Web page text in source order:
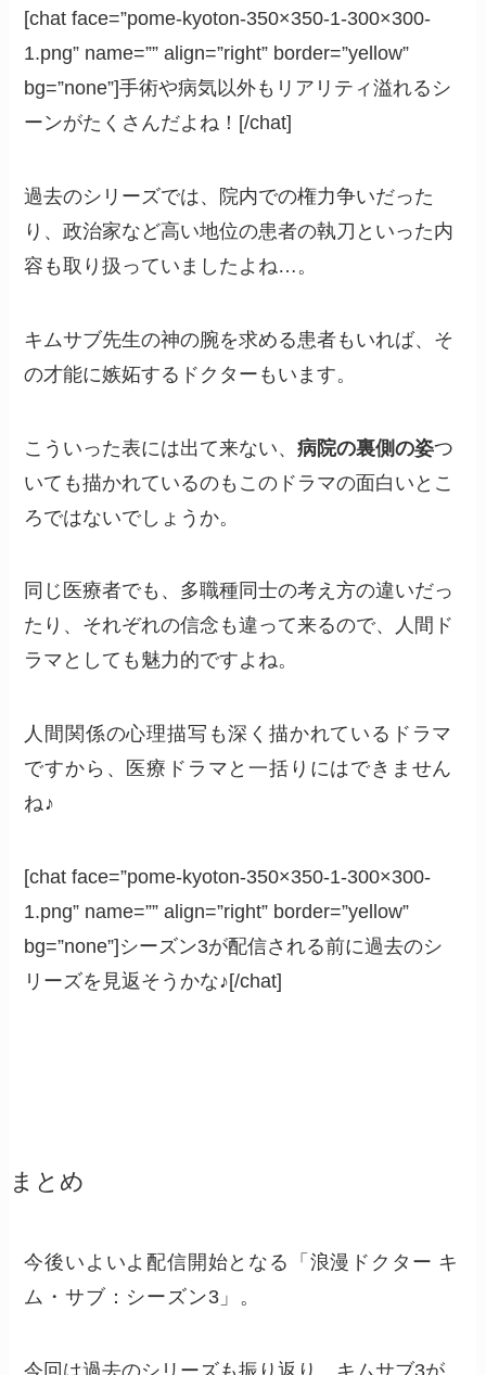
[chat face=”pome-kyoton-350×350-1-300×300-
1.png” name=”” align=”right” border=”yellow”
bg=”none”]手術や病気以外もリアリティ溢れるシ
ーンがたくさんだよね！[/chat]
過去のシリーズでは、院内での権力争いだった
り、政治家など高い地位の患者の執刀といった内
容も取り扱っていましたよね…。
キムサブ先生の神の腕を求める患者もいれば、そ
の才能に嫉妬するドクターもいます。
こういった表には出て来ない、病院の裏側の姿つ
いても描かれているのもこのドラマの面白いとこ
ろではないでしょうか。
同じ医療者でも、多職種同士の考え方の違いだっ
たり、それぞれの信念も違って来るので、人間ド
ラマとしても魅力的ですよね。
人間関係の心理描写も深く描かれているドラマ
ですから、医療ドラマと一括りにはできません
ね♪
[chat face=”pome-kyoton-350×350-1-300×300-
1.png” name=”” align=”right” border=”yellow”
bg=”none”]シーズン3が配信される前に過去のシ
リーズを見返そうかな♪[/chat]
まとめ
今後いよいよ配信開始となる「浪漫ドクター キ
ム・サブ：シーズン3」。
今回は過去のシリーズも振り返り、キムサブ3が